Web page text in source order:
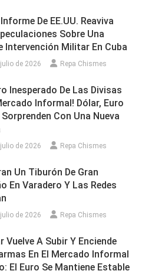
De EE.UU. Reaviva
Sobre Una
Intervención Militar En Cuba
de 2026 Repa Chismes
Inesperado De Las Divisas
Informal! Dólar, Euro
Con Una Nueva
de 2026 Repa Chismes
Un Tiburón De Gran
En Varadero Y Las Redes
de 2026 Repa Chismes
Vuelve A Subir Y Enciende
En El Mercado Informal
El Euro Se Mantiene Estable